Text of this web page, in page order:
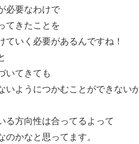
必要なわけで
てきたことを
ていく必要があるんですね！
いてきても
いようにつかむことができないか
る方向性は合ってるよって
のかなと思ってます。